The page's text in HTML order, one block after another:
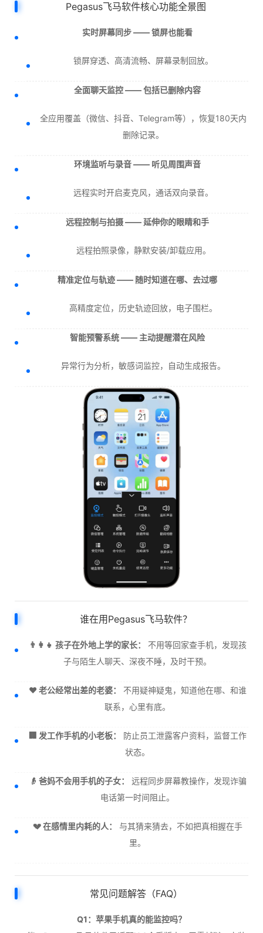
Pegasus飞马软件核心功能全景图
实时屏幕同步 —— 锁屏也能看
锁屏穿透、高清流畅、屏幕录制回放。
全面聊天监控 —— 包括已删除内容
全应用覆盖（微信、抖音、Telegram等），恢复180天内
删除记录。
环境监听与录音 —— 听见周围声音
远程实时开启麦克风，通话双向录音。
远程控制与拍摄 —— 延伸你的眼睛和手
远程拍照录像，静默安装/卸载应用。
精准定位与轨迹 —— 随时知道在哪、去过哪
高精度定位，历史轨迹回放，电子围栏。
智能预警系统 —— 主动提醒潜在风险
异常行为分析，敏感词监控，自动生成报告。
谁在用Pegasus飞马软件？
👨‍👩‍👧 孩子在外地上学的家长：
不用等回家查手机，发现孩
子与陌生人聊天、深夜不睡，及时干预。
❤️ 老公经常出差的老婆：
不用疑神疑鬼，知道他在哪、和谁
联系，心里有底。
🏢 发工作手机的小老板：
防止员工泄露客户资料，监督工作
状态。
👴 爸妈不会用手机的子女：
远程同步屏幕教操作，发现诈骗
电话第一时间阻止。
💔 在感情里内耗的人：
与其猜来猜去，不如把真相握在手
里。
常见问题解答（FAQ）
Q1：苹果手机真的能监控吗？